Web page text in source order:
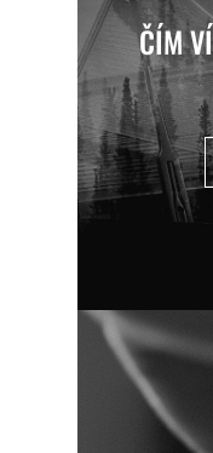
ČÍM